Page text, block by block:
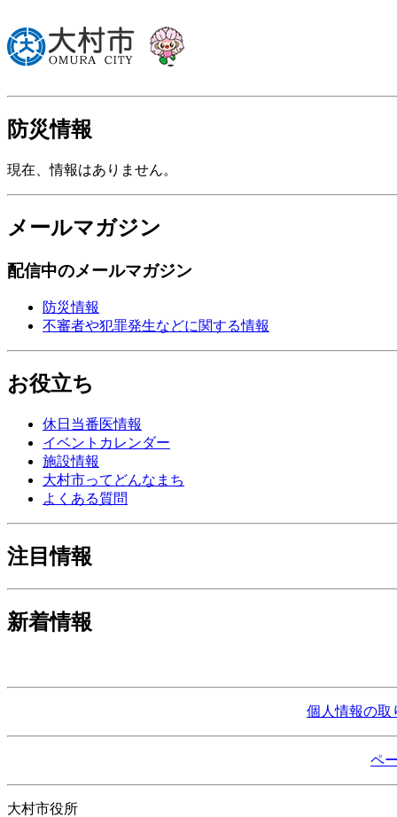
防災情報
現在、情報はありません。
メールマガジン
配信中のメールマガジン
防災情報
不審者や犯罪発生などに関する情報
お役立ち
休日当番医情報
イベントカレンダー
施設情報
大村市ってどんなまち
よくある質問
注目情報
新着情報
個人情報の取
ペ
大村市役所